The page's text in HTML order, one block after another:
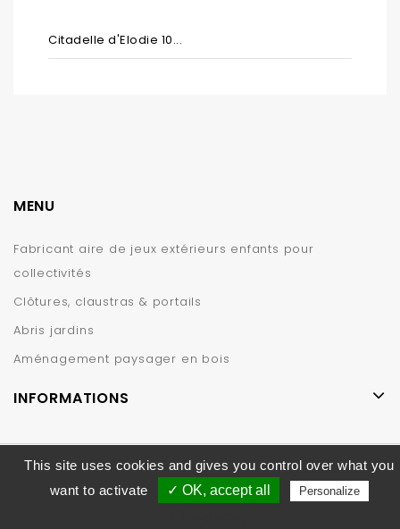
Citadelle d'Elodie 10...
MENU
Fabricant aire de jeux extérieurs enfants pour
collectivités
Clôtures, claustras & portails
Abris jardins
Aménagement paysager en bois
INFORMATIONS
© 2019 – CIHB
This site uses cookies and gives you control over what you
want to activate
✓ OK, accept all Personalize